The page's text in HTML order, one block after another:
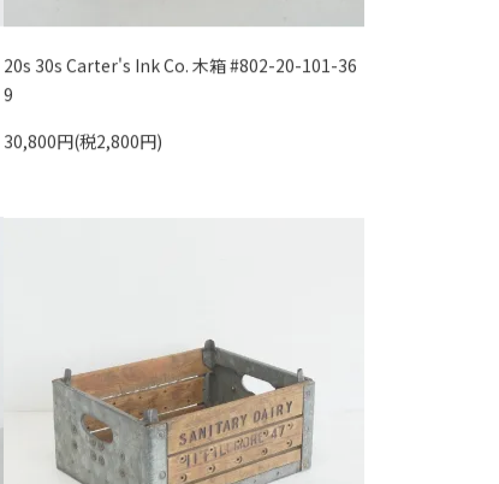
20s 30s Carter's Ink Co. 木箱 #802-20-101-36
9
30,800円(税2,800円)